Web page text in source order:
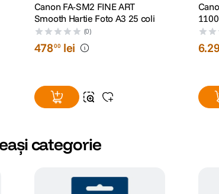
Canon FA-SM2 FINE ART
Smooth Hartie Foto A3 25 coli
(0)
47800 lei 6.
categorie